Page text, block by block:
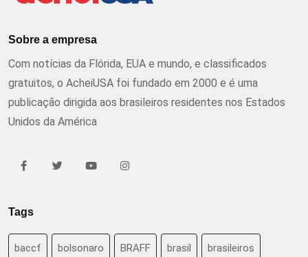
Sobre a empresa
Com notícias da Flórida, EUA e mundo, e classificados
gratuitos, o AcheiUSA foi fundado em 2000 e é uma
publicação dirigida aos brasileiros residentes nos Estados
Unidos da América
Tags
baccf bolsonaro BRAFF brasil brasileiros